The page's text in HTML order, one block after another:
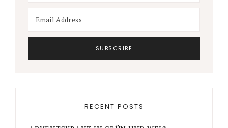
RECENT POSTS